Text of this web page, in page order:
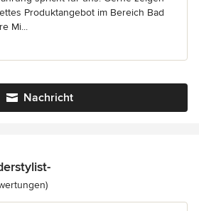
Produktangebot im Bereich Bad
Mi...
Nachricht
5 von 5 Sternen